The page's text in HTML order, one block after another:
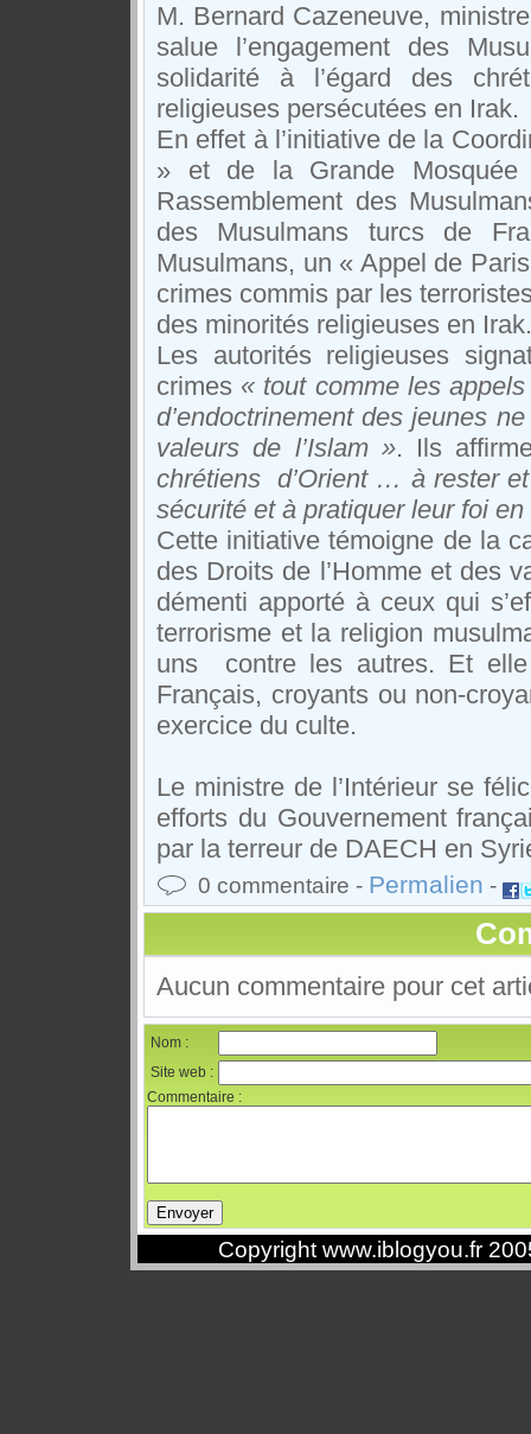
M. Bernard Cazeneuve,
salue l’engagement des
solidarité à l’égard des
religieuses persécutées en Irak.
En effet à l’initiative de la
» et de la Grande Mosquée
Rassemblement des
des Musulmans turcs de
Musulmans, un « Appel de
crimes commis par les
des minorités religieuses en Irak.
Les autorités religieuses
crimes « tout comme les
d’endoctrinement des jeunes
valeurs de l’Islam ». Ils
chrétiens d’Orient … à rester
sécurité et à pratiquer leur foi
Cette initiative témoigne de la
des Droits de l’Homme et des
démenti apporté à ceux qui
terrorisme et la religion
uns contre les autres. Et elle
Français, croyants ou non-
exercice du culte.
Le ministre de l’Intérieur se
efforts du Gouvernement
par la terreur de DAECH en
0 commentaire - Permalien -
Aucun commentaire pour cet
Nom :
Site web :
Commentaire :
Copyright www.iblogyou.fr